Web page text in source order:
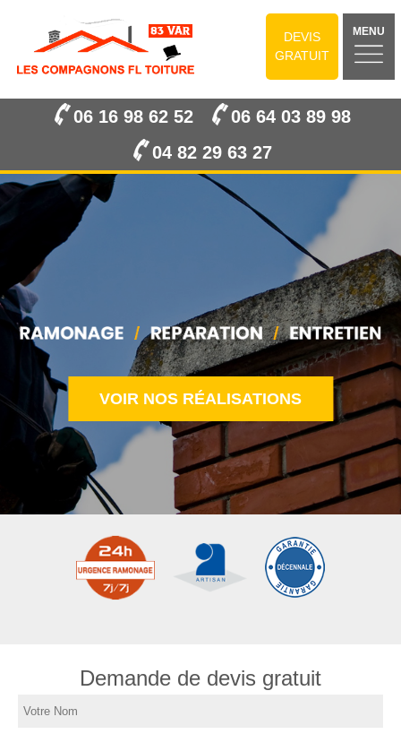
DEVIS
GRATUIT
MENU
06 16 98 62 52
06 64 03 89 98
04 82 29 63 27
VOIR NOS RÉALISATIONS
Demande de devis gratuit